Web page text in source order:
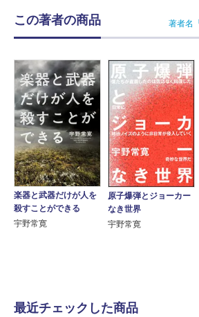
この著者の商品 著者名
楽器と武器だけが人を
殺すことができる
宇野常寛
原子爆弾とジョーカー
なき世界
宇野常寛
最近チェックした商品